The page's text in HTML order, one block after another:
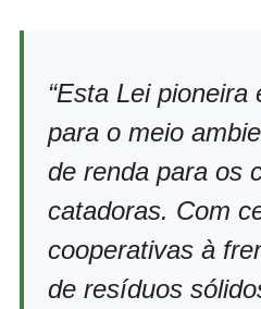
“Esta Lei pioneira
para o meio
de renda para os
catadoras. Com
cooperativas à
de resíduos